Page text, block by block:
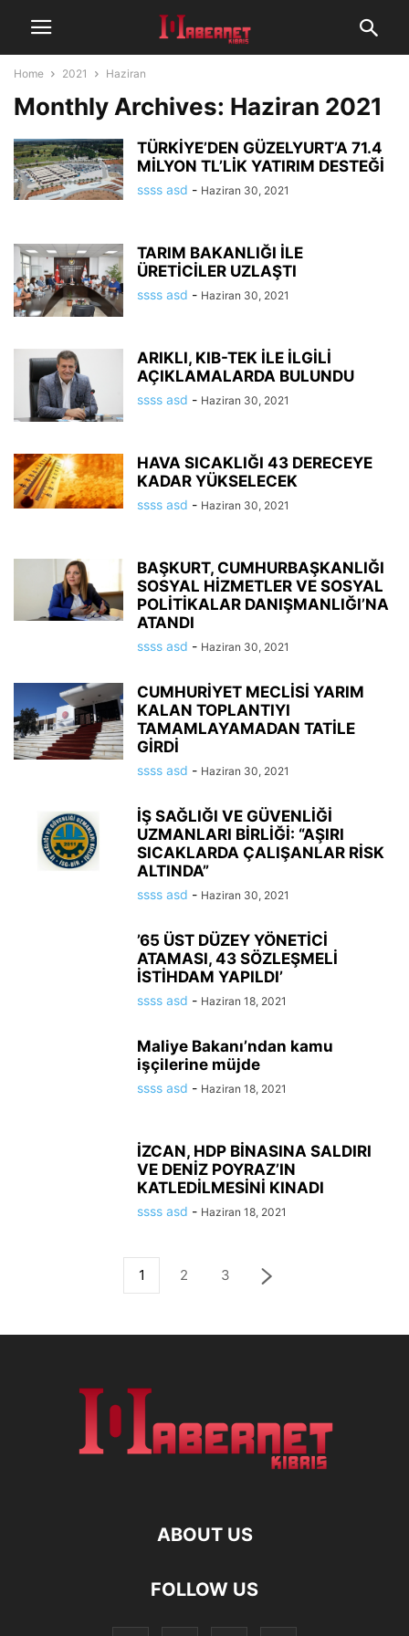
Home 2021 Haziran
Monthly Archives: Haziran 2021
TÜRKİYE’DEN GÜZELYURT’A 71.4
MİLYON TL’LİK YATIRIM DESTEĞİ
ssss asd - Haziran 30, 2021
TARIM BAKANLIĞI İLE
ÜRETİCİLER UZLAŞTI
ssss asd - Haziran 30, 2021
ARIKLI, KIB-TEK İLE İLGİLİ
AÇIKLAMALARDA BULUNDU
ssss asd - Haziran 30, 2021
HAVA SICAKLIĞI 43 DERECEYE
KADAR YÜKSELECEK
ssss asd - Haziran 30, 2021
BAŞKURT, CUMHURBAŞKANLIĞI
SOSYAL HİZMETLER VE SOSYAL
POLİTİKALAR DANIŞMANLIĞI’NA
ATANDI
ssss asd - Haziran 30, 2021
CUMHURİYET MECLİSİ YARIM
KALAN TOPLANTIYI
TAMAMLAYAMADAN TATİLE
GİRDİ
ssss asd - Haziran 30, 2021
İŞ SAĞLIĞI VE GÜVENLİĞİ
UZMANLARI BİRLİĞİ: “AŞIRI
SICAKLARDA ÇALIŞANLAR RİSK
ALTINDA”
ssss asd - Haziran 30, 2021
’65 ÜST DÜZEY YÖNETİCİ
ATAMASI, 43 SÖZLEŞMELİ
İSTİHDAM YAPILDI’
ssss asd - Haziran 18, 2021
Maliye Bakanı’ndan kamu
işçilerine müjde
ssss asd - Haziran 18, 2021
İZCAN, HDP BİNASINA SALDIRI
VE DENİZ POYRAZ’IN
KATLEDİLMESİNİ KINADI
ssss asd - Haziran 18, 2021
1 2 3
ABOUT US
FOLLOW US